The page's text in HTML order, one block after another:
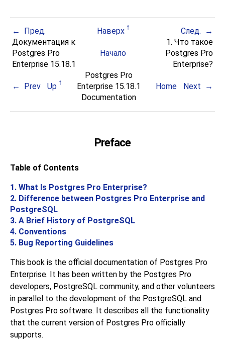
Пред. Наверх
След.
Документация к
Postgres Pro
Enterprise 15.18.1
Начало
1. Что такое
Postgres Pro
Enterprise?
Prev Up
Postgres Pro
Enterprise 15.18.1
Documentation
Home Next
Preface
Table of Contents
1. What Is Postgres Pro Enterprise?
2. Difference between Postgres Pro Enterprise and
PostgreSQL
3. A Brief History of PostgreSQL
4. Conventions
5. Bug Reporting Guidelines
This book is the official documentation of Postgres Pro
Enterprise. It has been written by the Postgres Pro
developers, PostgreSQL community, and other volunteers
in parallel to the development of the PostgreSQL and
Postgres Pro software. It describes all the functionality
that the current version of Postgres Pro officially
supports.